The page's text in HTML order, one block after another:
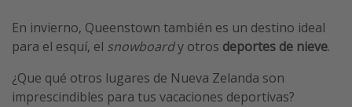
En invierno, Queenstown también es un destino ideal
para el esquí, el snowboardy otros deportes de nieve.
¿Que qué otros lugares de Nueva Zelanda son
imprescindibles para tus vacaciones deportivas?